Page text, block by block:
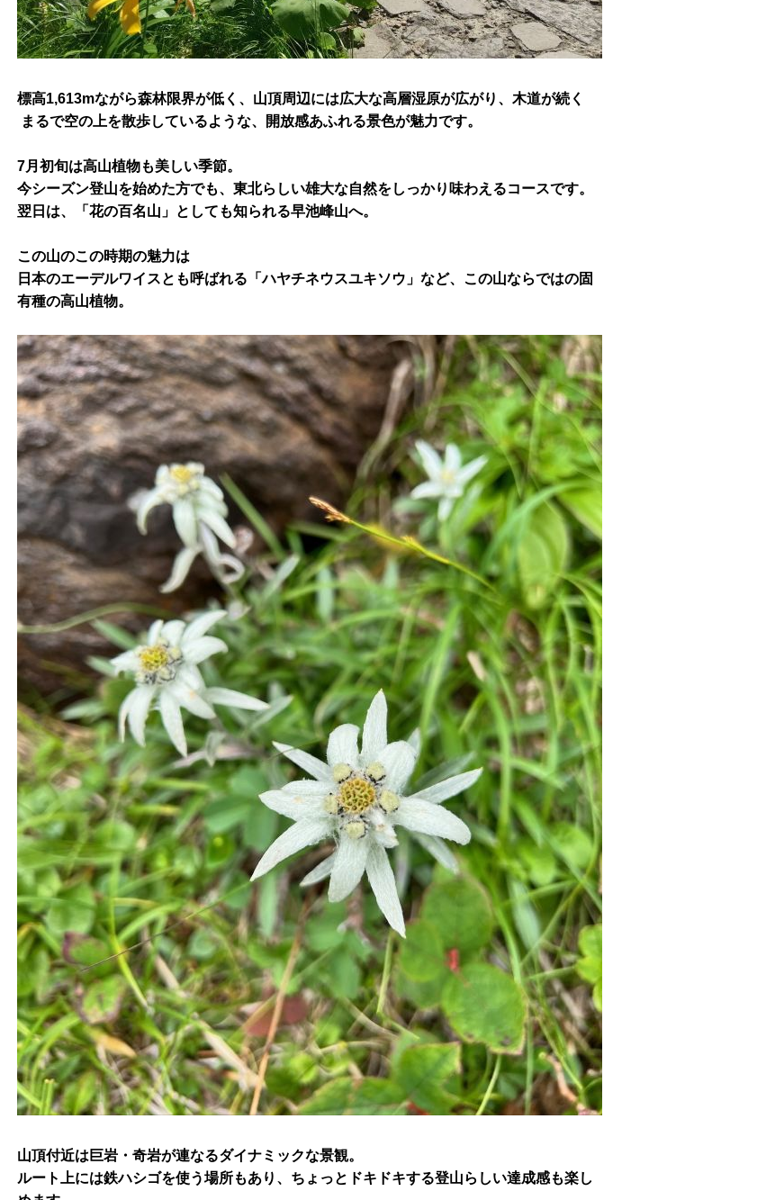
標高1,613mながら森林限界が低く、山頂周辺には広大な高層湿原が広がり、木道が続く
まるで空の上を散歩しているような、開放感あふれる景色が魅力です。
7月初旬は高山植物も美しい季節。
今シーズン登山を始めた方でも、東北らしい雄大な自然をしっかり味わえるコースです。
翌日は、「花の百名山」としても知られる早池峰山へ。
この山のこの時期の魅力は
日本のエーデルワイスとも呼ばれる「ハヤチネウスユキソウ」など、この山ならではの固
有種の高山植物。
山頂付近は巨岩・奇岩が連なるダイナミックな景観。
ルート上には鉄ハシゴを使う場所もあり、ちょっとドキドキする登山らしい達成感も楽し